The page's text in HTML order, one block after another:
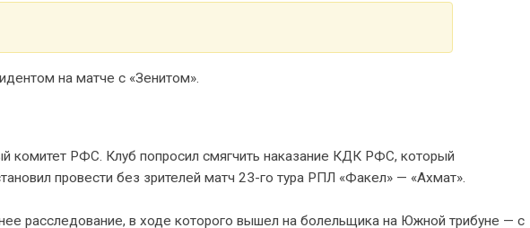
на матче с «Зенитом».
комитет РФС. Клуб попросил смягчить наказание КДК РФС, который
провести без зрителей матч 23-го тура РПЛ «Факел» — «Ахмат».
расследование, в ходе которого вышел на болельщика на Южной трибуне — с